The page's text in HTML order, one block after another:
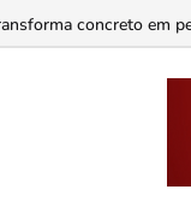
concreto em